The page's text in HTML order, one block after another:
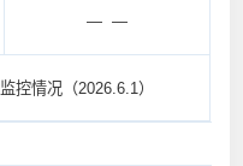
— —
控情况（2026.6.1）